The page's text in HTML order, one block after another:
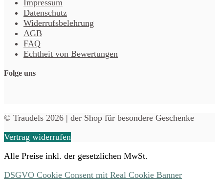
Impressum
Datenschutz
Widerrufsbelehrung
AGB
FAQ
Echtheit von Bewertungen
Folge uns
© Traudels 2026 | der Shop für besondere Geschenke
Vertrag widerrufen
Alle Preise inkl. der gesetzlichen MwSt.
DSGVO Cookie Consent mit Real Cookie Banner